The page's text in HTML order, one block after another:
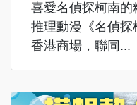
喜愛名偵探柯南
推理動漫《名偵
香港商場，聯同...